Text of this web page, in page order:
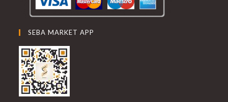
SEBA MARKET APP